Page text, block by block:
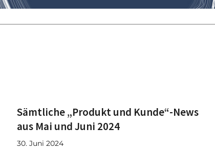
Sämtliche „Produkt und Kunde“-News
aus Mai und Juni 2024
30. Juni 2024